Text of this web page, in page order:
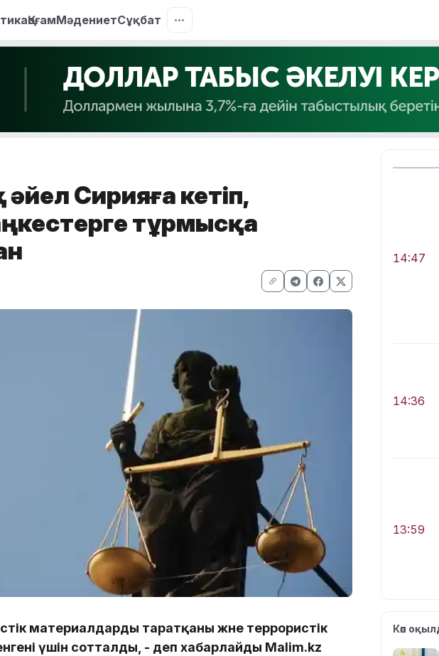
ҚоғамМәдениетСұқбат
әйел Сирияға кетіп,
тұрмысқа
материалдарды таратқаны және террористік
үшін сотталды, - деп хабарлайды Malim.kz
14:47
14:36
13:59
Көп